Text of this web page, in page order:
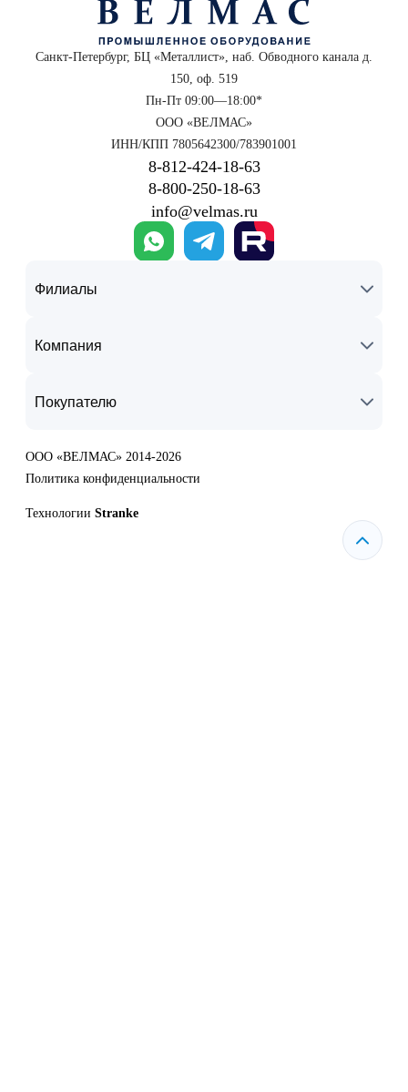
Санкт-Петербург, БЦ «Металлист», наб. Обводного канала д.
150, оф. 519
Пн-Пт 09:00—18:00*
ООО «ВЕЛМАС»
ИНН/КПП 7805642300/783901001
8‑812‑424‑18‑63
8‑800‑250‑18‑63
info@velmas.ru
Филиалы
Компания
Покупателю
ООО «ВЕЛМАС» 2014-2026
Политика конфиденциальности
Технологии Stranke